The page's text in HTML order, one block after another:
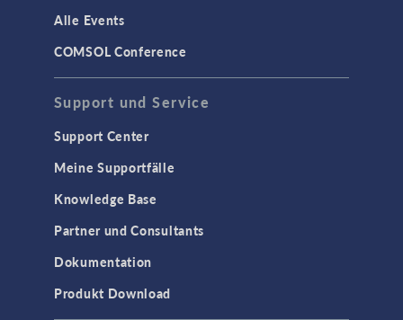
Alle Events
COMSOL Conference
Support und Service
Support Center
Meine Supportfälle
Knowledge Base
Partner und Consultants
Dokumentation
Produkt Download